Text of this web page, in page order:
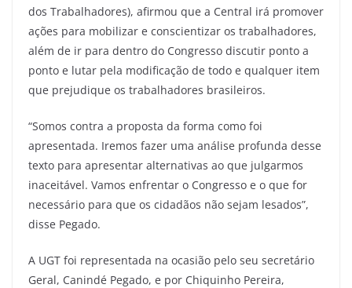
dos Trabalhadores), afirmou que a Central irá promover
ações para mobilizar e conscientizar os trabalhadores,
além de ir para dentro do Congresso discutir ponto a
ponto e lutar pela modificação de todo e qualquer item
que prejudique os trabalhadores brasileiros.
“Somos contra a proposta da forma como foi
apresentada. Iremos fazer uma análise profunda desse
texto para apresentar alternativas ao que julgarmos
inaceitável. Vamos enfrentar o Congresso e o que for
necessário para que os cidadãos não sejam lesados”,
disse Pegado.
A UGT foi representada na ocasião pelo seu secretário
Geral, Canindé Pegado, e por Chiquinho Pereira,